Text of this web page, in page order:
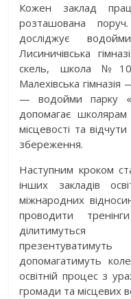
Кожен заклад
розташована
досліджує
Лисиничівська
скель, школа
Малехівська
— водойми парку
допомагає
місцевості та
збереження.
Наступним кроком
інших закладів
міжнародних
проводити
ділитимуться
допомагатимуть
освітній процес з
громади та місцевих